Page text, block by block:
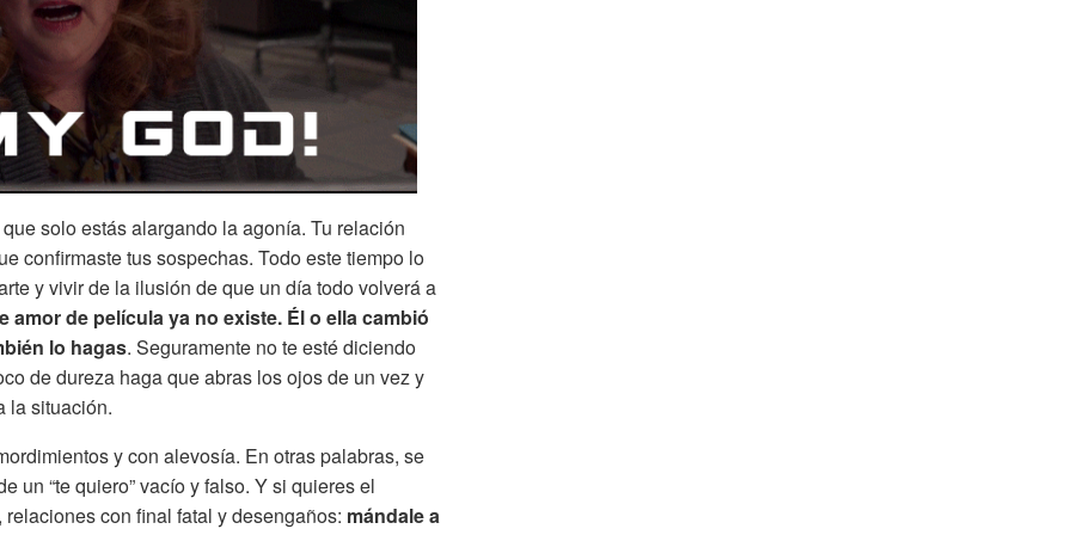
solo estás alargando la agonía. Tu relación
confirmaste tus sospechas. Todo este tiempo lo
y vivir de la ilusión de que un día todo volverá a
amor de película ya no existe. Él o ella cambió
lo hagas. Seguramente no te esté diciendo
de dureza haga que abras los ojos de un vez y
la situación.
y con alevosía. En otras palabras, se
un “te quiero” vacío y falso. Y si quieres el
con final fatal y desengaños: mándale a